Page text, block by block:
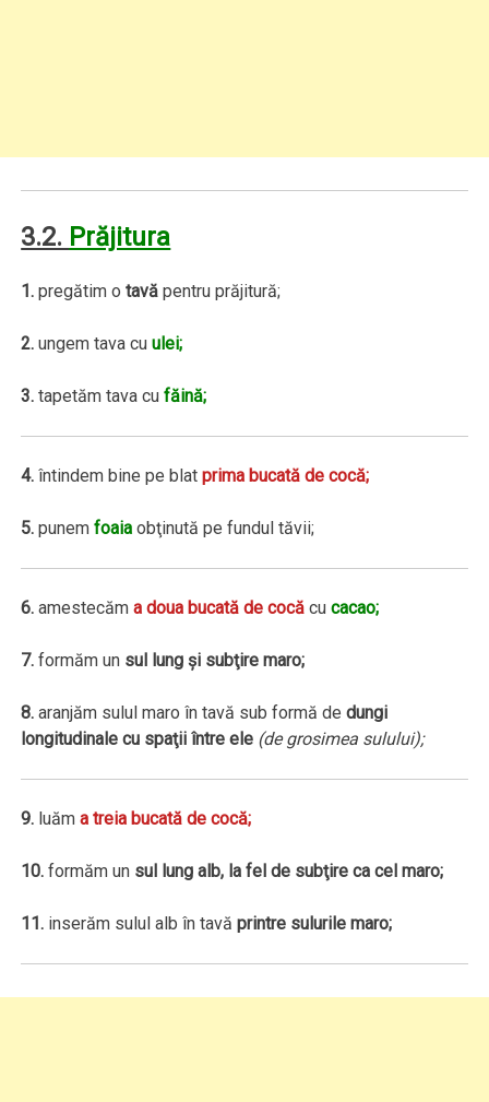
3.2. Prăjitura
1. pregătim otavă pentru prăjitură;
2. ungem tava cuulei;
3. tapetăm tava cufăină;
4. întindem bine pe blatprima bucată de cocă;
5. punemfoaia obţinută pe fundul tăvii;
6.amestecăma doua bucată de cocă cucacao;
7. formăm un sul lung şi subţire maro;
8. aranjăm sulul maro în tavă sub formă dedungi
longitudinale cu spaţii între ele (de grosimea sulului);
9. luăma treia bucată de cocă;
10. formăm un sul lung alb, la fel de subţire ca cel maro;
11. inserăm sulul alb în tavăprintre sulurile maro;